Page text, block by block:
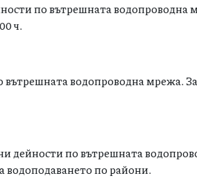
по вътрешната водопроводна
ч.
вътрешната водопроводна мрежа.
дейности по вътрешната
водоподаването по райони.